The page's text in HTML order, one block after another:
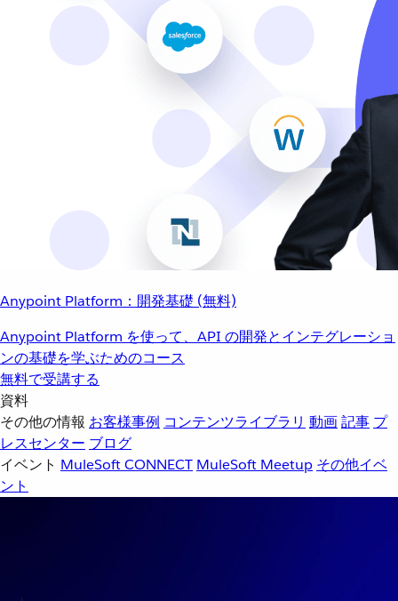
Anypoint Platform：開発基礎 (無料)
Anypoint Platform を使って、API の開発とインテグレーショ
ンの基礎を学ぶためのコース
無料で受講する
資料
その他の情報 お客様事例 コンテンツライブラリ 動画記事 プ
レスセンター ブログ
イベント MuleSoft CONNECT MuleSoft Meetup その他イベ
ント